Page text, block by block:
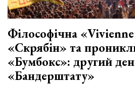
Філософічна
«Скрябін» та
«Бумбокс»: другий
«Бандерштату»